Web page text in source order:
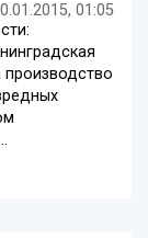
01:05